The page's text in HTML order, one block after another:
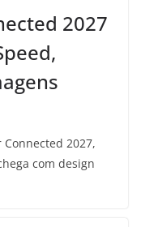
2027
2027,
com design